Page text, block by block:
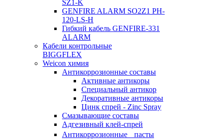
SZ1-K
GENFIRE ALARM SO2Z1 PH-
120-LS-H
Гибкий кабель GENFIRE-331
ALARM
Кабели контрольные
BIGGFLEX
Weicon химия
Антикоррозионные составы
Активные антикоры
Специальный антикор
Декоративные антикоры
Цинк спрей - Zinc Spray
Смазывающие составы
Адгезивный клей-спрей
Антикоррозионные пасты